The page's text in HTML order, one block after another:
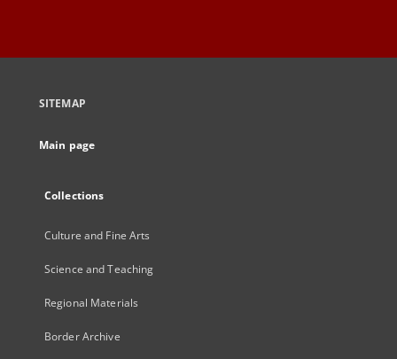
SITEMAP
Main page
Collections
Culture and Fine Arts
Science and Teaching
Regional Materials
Border Archive